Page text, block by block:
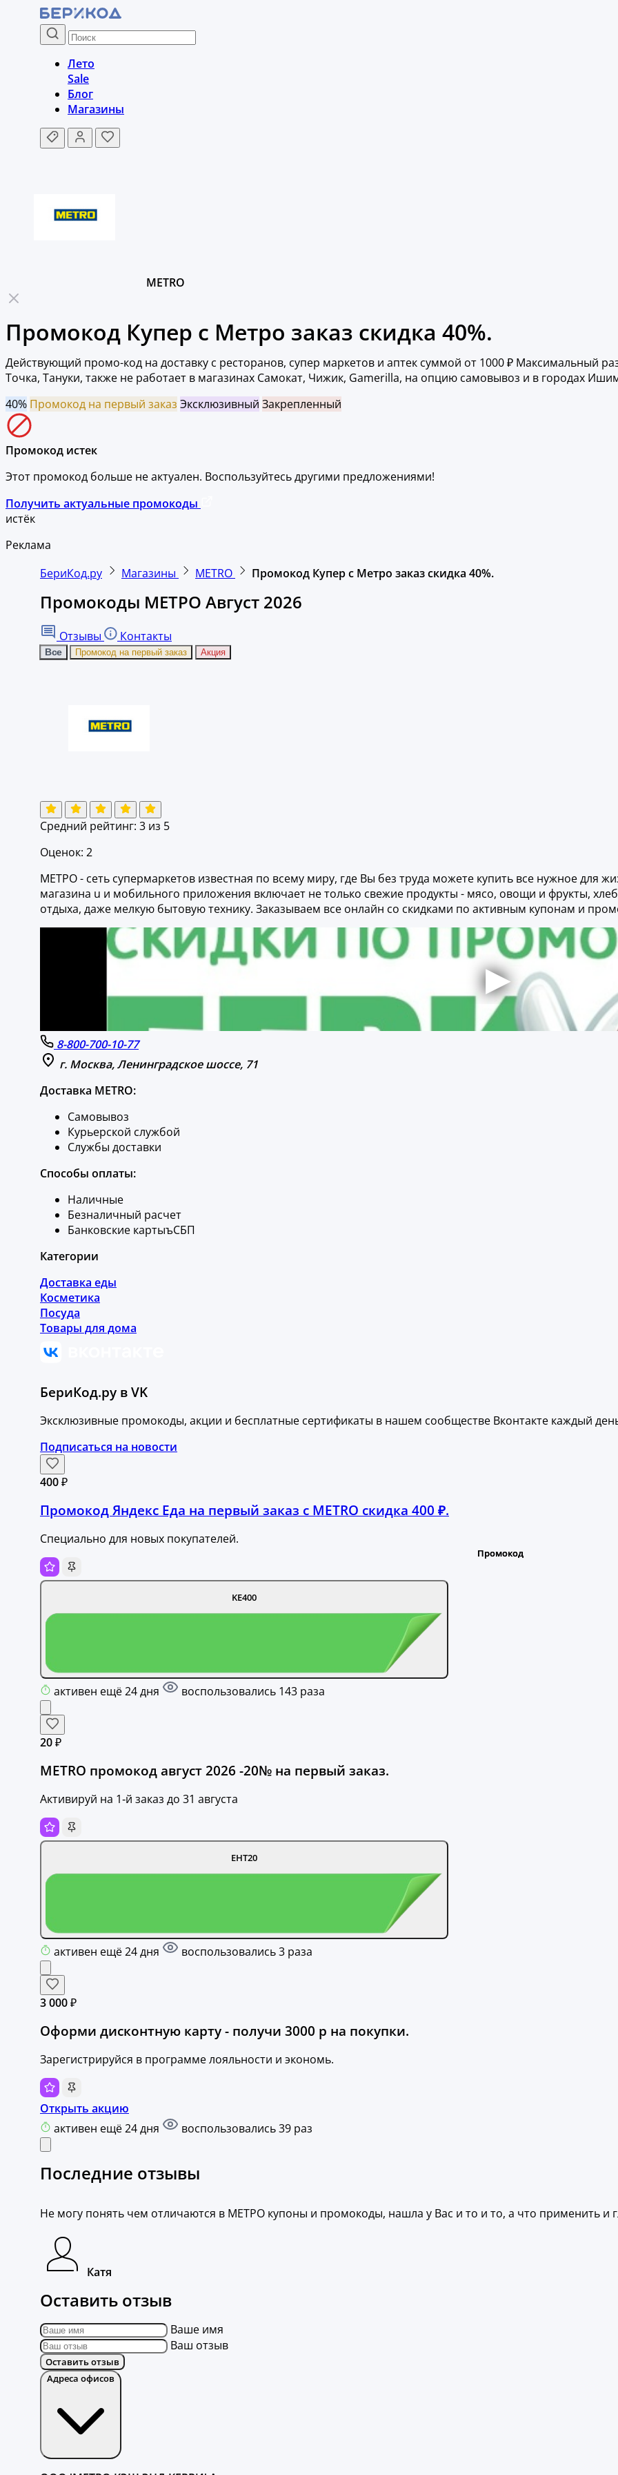
Лето
Sale
Блог
Магазины
METRO
Промокод Купер с Метро заказ скидка 40%.
Действующий промо-код на доставку с ресторанов, супер маркетов и аптек суммой от 1000 ₽ Максимальный
Точка, Тануки, также не работает в магазинах Самокат, Чижик, Gamerilla, на опцию самовывоз и в городах
40% Промокод на первый заказ Эксклюзивный Закрепленный
Промокод истек
Этот промокод больше не актуален. Воспользуйтесь другими предложениями!
Получить актуальные промокоды
истёк
Реклама
БериКод.ру
Магазины METRO Промокод Купер с Метро заказ скидка 40%.
Промокоды МЕТРО Август 2026
Отзывы Контакты
Все Промокод на первый заказ Акция
Средний рейтинг: 3 из 5
Оценок: 2
МЕТРО - сеть супермаркетов известная по всему миру, где Вы без труда можете купить все нужное для
магазина u и мобильного приложения включает не только свежие продукты - мясо, овощи и фрукты,
отдыха, даже мелкую бытовую технику. Заказываем все онлайн со скидками по активным купонам и
8-800-700-10-77
г. Москва, Ленинградское шоссе, 71
Доставка METRO:
Самовывоз
Курьерской службой
Службы доставки
Способы оплаты:
Наличные
Безналичный расчет
Банковские картыъСБП
Категории
Доставка еды
Косметика
Посуда
Товары для дома
БериКод.ру в VK
Эксклюзивные промокоды, акции и бесплатные сертификаты в нашем сообществе Вконтакте каждый
Подписаться на новости
400 ₽
Промокод Яндекс Еда на первый заказ с METRO скидка 400 ₽.
Специально для новых покупателей.
KE400
активен ещё 24 дня воспользовались 143 раза
20 ₽
METRO промокод август 2026 -20№ на первый заказ.
Активируй на 1‑й заказ до 31 августа
ЕНТ20
активен ещё 24 дня воспользовались 3 раза
3 000 ₽
Оформи дисконтную карту - получи 3000 р на покупки.
Зарегистрируйся в программе лояльности и экономь.
Открыть акцию
активен ещё 24 дня
воспользовались 39 раз
Последние отзывы
Не могу понять чем отличаются в МЕТРО купоны и промокоды, нашла у Вас и то и то, а что применить и
Катя
Оставить отзыв
Ваше имя
Ваш отзыв
Оставить отзыв
Адреса офисов